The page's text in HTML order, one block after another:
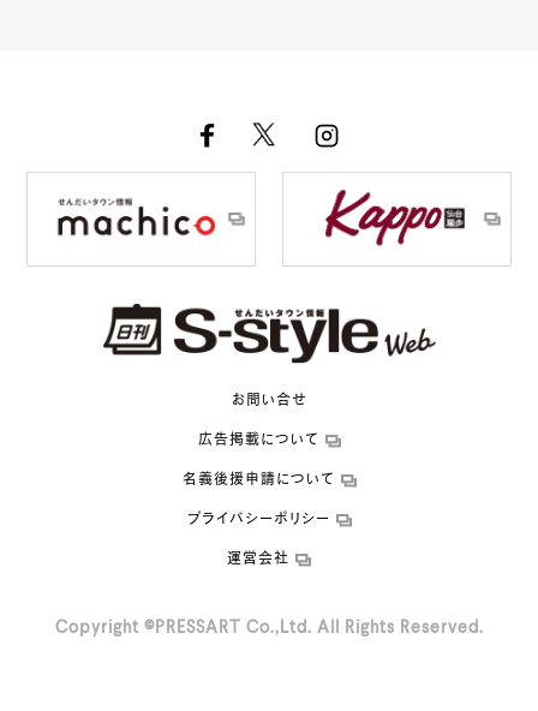
お問い合せ
広告掲載について
名義後援申請について
プライバシーポリシー
運営会社
Copyright ©PRESSART Co.,Ltd. All Rights Reserved.